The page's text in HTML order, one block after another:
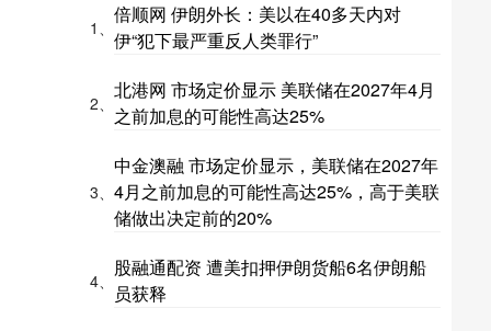
1、
倍顺网 伊朗外长：美以在40多天内对
伊“犯下最严重反人类罪行”
2、
北港网 市场定价显示 美联储在2027年4月
之前加息的可能性高达25%
3、
中金澳融 市场定价显示，美联储在2027年
4月之前加息的可能性高达25%，高于美联
储做出决定前的20%
4、
股融通配资 遭美扣押伊朗货船6名伊朗船
员获释